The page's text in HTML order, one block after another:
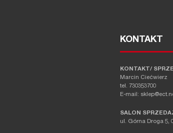
KONTAKT
KONTAKT/
Marcin Ciećwierz
tel. 730353700
E-mail:
SALON
ul. Górna Droga 5,